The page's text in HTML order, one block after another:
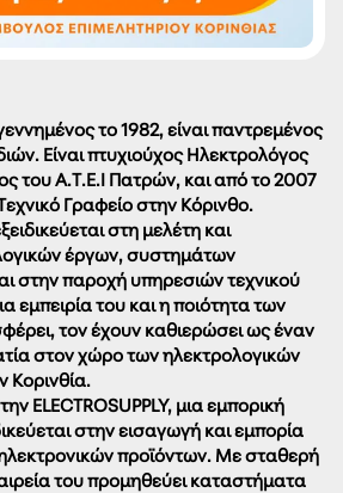
το 1982, είναι παντρεμένος
Είναι πτυχιούχος Ηλεκτρολόγος
του Α.Τ.Ε.Ι Πατρών, και από το 2007
Γραφείο στην Κόρινθο.
στη μελέτη και
έργων, συστημάτων
στην παροχή υπηρεσιών τεχνικού
εμπειρία του και η ποιότητα των
τον έχουν καθιερώσει ως έναν
στον χώρο των ηλεκτρολογικών
Κορινθία.
ELECTROSUPPLY, μια εμπορική
στην εισαγωγή και εμπορία
προϊόντων. Με σταθερή
του προμηθεύει καταστήματα